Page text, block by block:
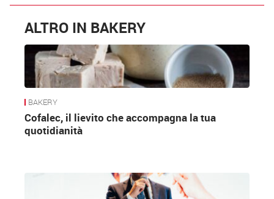
ALTRO IN BAKERY
BAKERY
Cofalec, il lievito che accompagna la tua
quotidianità